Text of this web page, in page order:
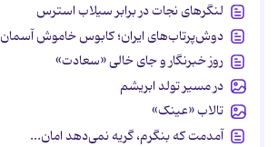
لنگرهای نجات در برابر سیلاب استرس
دوش‌پرتاب‌های ایران؛ کابوس خاموش آسمان
روز خبرنگار و جای خالی «سعادت»
در مسیر تولد ابریشم
تالاب «عینک»
آمدمت که بنگرم، گریه نمی‌دهد امان...